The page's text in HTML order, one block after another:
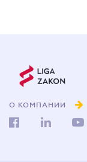
О КОМПАНИИ